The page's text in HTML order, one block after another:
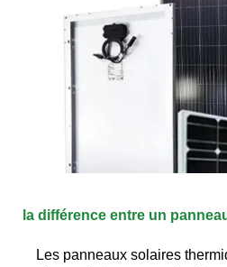
la différence entre un
Les panneaux solaires